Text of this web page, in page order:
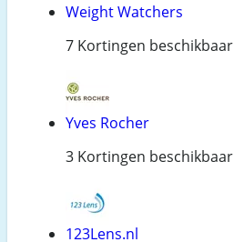
Weight Watchers
7 Kortingen beschikbaar
Yves Rocher
3 Kortingen beschikbaar
123Lens.nl